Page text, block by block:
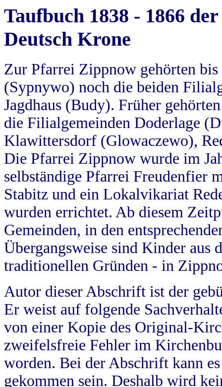
Taufbuch 1838 - 1866
Deutsch Krone
Zur Pfarrei Zippnow gehörten
(Sypnywo) noch die beiden
Jagdhaus (Budy). Früher
die Filialgemeinden Doderlage
Klawittersdorf (Glowaczewo),
Die Pfarrei Zippnow wurde im
selbständige Pfarrei Freudenfier
Stabitz und ein Lokalvikariat
wurden errichtet. Ab diesem
Gemeinden, in den
Übergangsweise sind Kinder aus
traditionellen Gründen - in
Autor dieser Abschrift ist der
Er weist auf folgende
von einer Kopie des Original-
zweifelsfreie Fehler im
worden. Bei der Abschrift kann
gekommen sein. Deshalb wird